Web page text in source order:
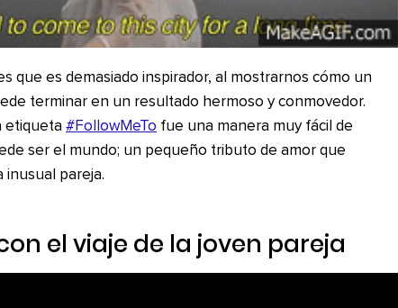
que es demasiado inspirador, al mostrarnos cómo un
terminar en un resultado hermoso y conmovedor.
etiqueta #FollowMeTo fue una manera muy fácil de
ser el mundo; un pequeño tributo de amor que
pareja.
el viaje de la joven pareja